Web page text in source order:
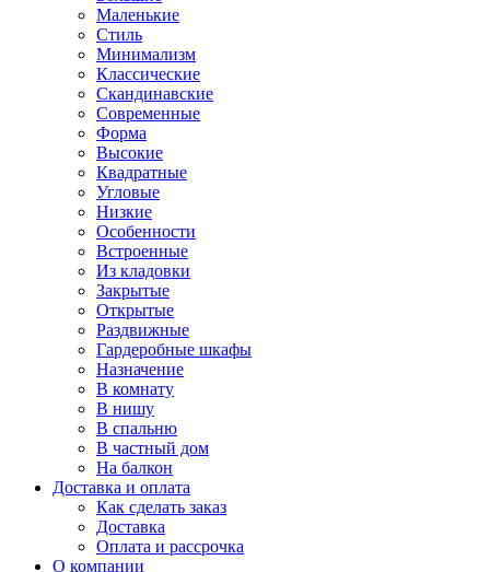
Маленькие
Стиль
Минимализм
Классические
Скандинавские
Современные
Форма
Высокие
Квадратные
Угловые
Низкие
Особенности
Встроенные
Из кладовки
Закрытые
Открытые
Раздвижные
Гардеробные шкафы
Назначение
В комнату
В нишу
В спальню
В частный дом
На балкон
Доставка и оплата
Как сделать заказ
Доставка
Оплата и рассрочка
О компании